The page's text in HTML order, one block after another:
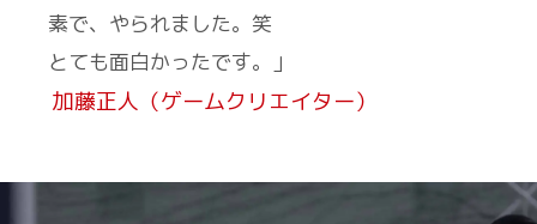
素で、やられました。笑
とても面白かったです。」
加藤正人（ゲームクリエイター）